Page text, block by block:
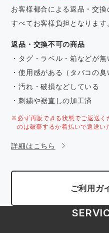
お客様都合による返品・交
すべてお客様負担となります
返品・交換不可の商品
・タグ・ラベル・箱などが無
・使用感がある（タバコの臭
・汚れ・破損などしている
・刺繍や裾直しの加工済
※必ず再販できる状態でご返送く
のは破棄するか着払いで返送い
詳細はこちら
ご利用ガ